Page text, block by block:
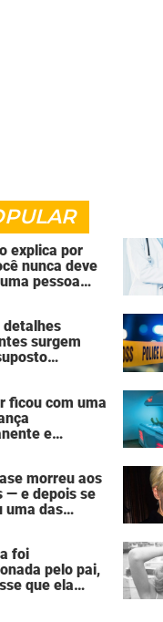
explica por
nunca deve
pessoa
detalhes
surgem
que matou
de 7 pessoas
ficou com uma
e
morreu aos
— e depois se
uma das
foi
pelo pai,
que ela